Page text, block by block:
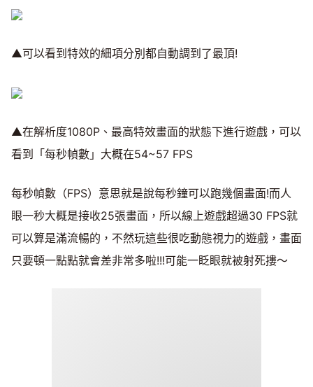
▲可以看到特效的細項分別都自動調到了最頂!
▲在解析度1080P、最高特效畫面的狀態下進行遊戲，可以
看到「每秒幀數」大概在54~57 FPS
每秒幀數（FPS）意思就是說每秒鐘可以跑幾個畫面!而人
眼一秒大概是接收25張畫面，所以線上遊戲超過30 FPS就
可以算是滿流暢的，不然玩這些很吃動態視力的遊戲，畫面
只要頓一點點就會差非常多啦!!!可能一眨眼就被射死摟～